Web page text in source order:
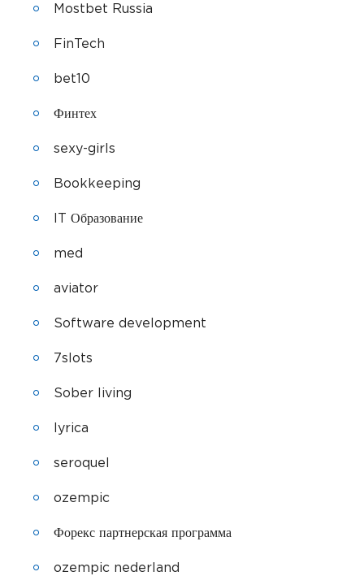
Mostbet Russia
FinTech
bet10
Финтех
sexy-girls
Bookkeeping
IT Образование
med
aviator
Software development
7slots
Sober living
lyrica
seroquel
ozempic
Форекс партнерская программа
ozempic nederland